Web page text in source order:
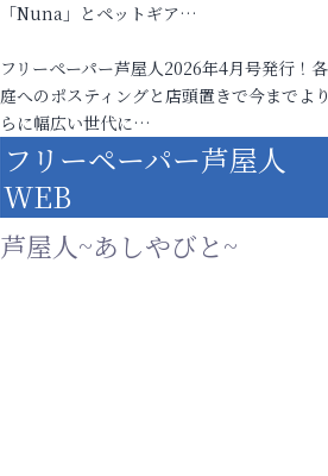
「Nuna」とペットギア…
フリーペーパー芦屋人2026年4月号発行！
庭へのポスティングと店頭置きで今までよ
らに幅広い世代に…
フリーペーパー芦屋人
WEB
芦屋人~あしやびと~